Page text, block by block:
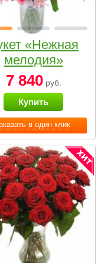
в один клик
«Нежная
мелодия»
7 840руб.
Купить